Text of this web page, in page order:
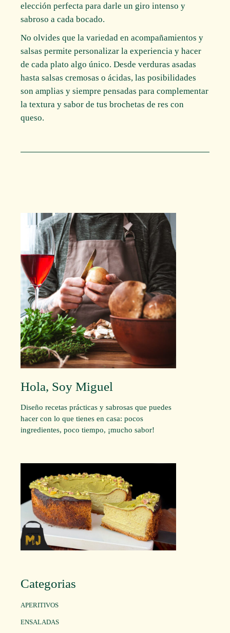
elección perfecta para darle un giro intenso y
sabroso a cada bocado.
No olvides que la variedad en acompañamientos y
salsas permite personalizar la experiencia y hacer
de cada plato algo único. Desde verduras asadas
hasta salsas cremosas o ácidas, las posibilidades
son amplias y siempre pensadas para complementar
la textura y sabor de tus brochetas de res con
queso.
Hola, Soy Miguel
Diseño recetas prácticas y sabrosas que puedes
hacer con lo que tienes en casa: pocos
ingredientes, poco tiempo, ¡mucho sabor!
Categorias
APERITIVOS
ENSALADAS